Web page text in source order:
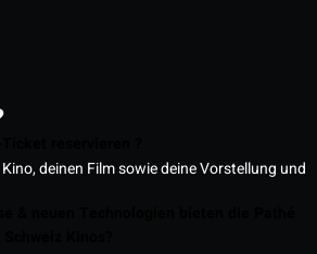
deinen Film sowie deine Vorstellung und